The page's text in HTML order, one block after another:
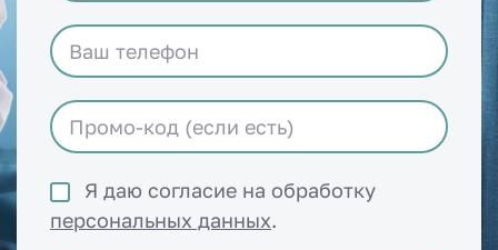
Я даю согласие на обработку
персональных данных.